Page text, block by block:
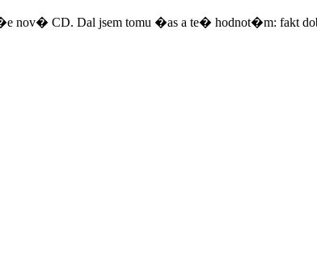
nov� CD. Dal jsem tomu �as a te� hodnot�m: fakt